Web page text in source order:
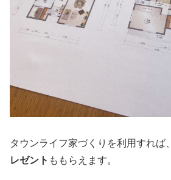
タウンライフ家づくりを利用すれば、
レゼント ももらえます。